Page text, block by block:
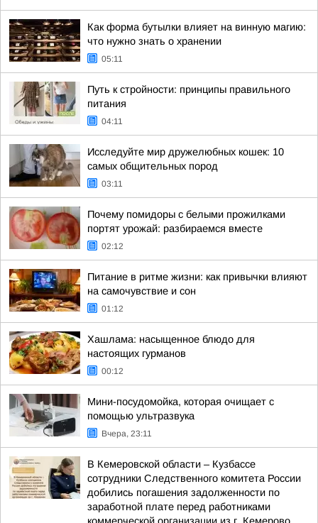
Как форма бутылки влияет на винную магию:
что нужно знать о хранении
05:11
Путь к стройности: принципы правильного
питания
04:11
Исследуйте мир дружелюбных кошек: 10
самых общительных пород
03:11
Почему помидоры с белыми прожилками
портят урожай: разбираемся вместе
02:12
Питание в ритме жизни: как привычки влияют
на самочувствие и сон
01:12
Хашлама: насыщенное блюдо для
настоящих гурманов
00:12
Мини-посудомойка, которая очищает с
помощью ультразвука
Вчера, 23:11
В Кемеровской области – Кузбассе
сотрудники Следственного комитета России
добились погашения задолженности по
заработной плате перед работниками